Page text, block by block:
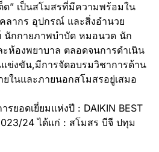
ด” เป็นสโมสรที่มีความพร้อมใน
ลากร อุปกรณ์ และสิ่งอำนวย
นักกายภาพบำบัด หมอนวด นัก
ห้องพยาบาล ตลอดจนการดำเนิน
ข่งขัน,มีการจัดอบรมวิชาการด้าน
ในและภายนอกสโมสรอยู่เสมอ
ยอดเยี่ยมแห่งปี : DAIKIN BEST
24 ได้แก่ : สโมสร บีจี ปทุม